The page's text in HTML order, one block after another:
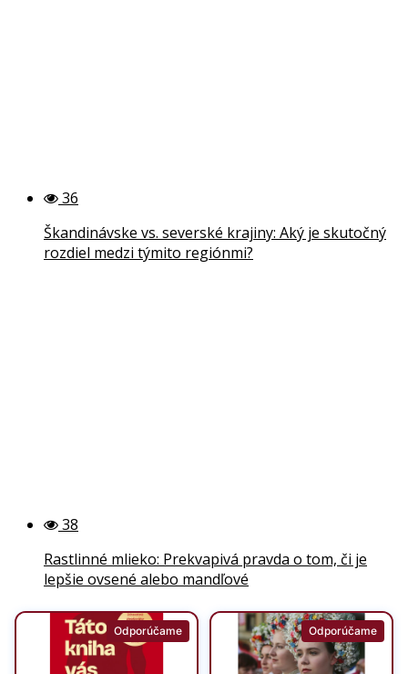
36
Škandinávske vs. severské krajiny: Aký je skutočný
rozdiel medzi týmito regiónmi?
38
Rastlinné mlieko: Prekvapivá pravda o tom, či je
lepšie ovsené alebo mandľové